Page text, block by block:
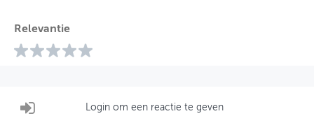
Relevantie
Login om een reactie te geven